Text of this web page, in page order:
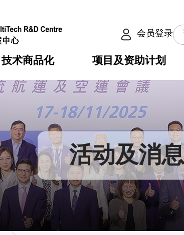
会员登录
简介
架构
架构
局
顾问
通告
技术商品化
授权之技术
于公共服务之创新技术
项目
项目及资助计划
计划
计划
计划
优惠
研发项目计划书
中心
报导
心
及服务
列表
登入 活动及消息